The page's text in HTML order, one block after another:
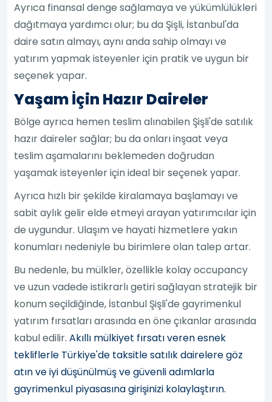
Ayrıca finansal denge sağlamaya ve yükümlülükleri
dağıtmaya yardımcı olur; bu da Şişli, İstanbul'da
daire satın almayı, aynı anda sahip olmayı ve
yatırım yapmak isteyenler için pratik ve uygun bir
seçenek yapar.
Yaşam İçin Hazır Daireler
Bölge ayrıca hemen teslim alınabilen Şişli'de satılık
hazır daireler sağlar; bu da onları inşaat veya
teslim aşamalarını beklemeden doğrudan
yaşamak isteyenler için ideal bir seçenek yapar.
Ayrıca hızlı bir şekilde kiralamaya başlamayı ve
sabit aylık gelir elde etmeyi arayan yatırımcılar için
de uygundur. Ulaşım ve hayati hizmetlere yakın
konumları nedeniyle bu birimlere olan talep artar.
Bu nedenle, bu mülkler, özellikle kolay occupancy
ve uzun vadede istikrarlı getiri sağlayan stratejik bir
konum seçildiğinde, İstanbul Şişli'de gayrimenkul
yatırım fırsatları arasında en öne çıkanlar arasında
kabul edilir.Akıllı mülkiyet fırsatı veren esnek
tekliflerle Türkiye'de taksitle satılık dairelere göz
atın ve iyi düşünülmüş ve güvenli adımlarla
gayrimenkul piyasasına girişinizi kolaylaştırın.